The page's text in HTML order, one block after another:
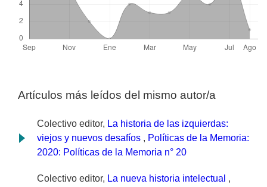
Artículos más leídos del mismo autor/a
Colectivo editor, La historia de las izquierdas:
viejos y nuevos desafíos , Políticas de la Memoria:
2020: Políticas de la Memoria n° 20
Colectivo editor, La nueva historia intelectual ,